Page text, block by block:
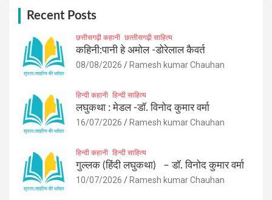
Recent Posts
छत्तीसगढ़ी कहानी छत्‍तीसगढ़ी साहित्‍य
कहिनी:पानी हे अमोल -डोरेलाल कैवर्त
08/08/2026 Ramesh kumar Chauhan
हिन्दी कहानी हिन्दी साहित्य
लघुकथा : मेडल -डॉ. विनोद कुमार वर्मा
16/07/2026 Ramesh kumar Chauhan
हिन्दी कहानी हिन्दी साहित्य
गुल्लक (हिंदी लघुकथा) – डॉ. विनोद कुमार वर्मा
10/07/2026 Ramesh kumar Chauhan